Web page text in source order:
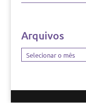
Arquivos
Arquivos